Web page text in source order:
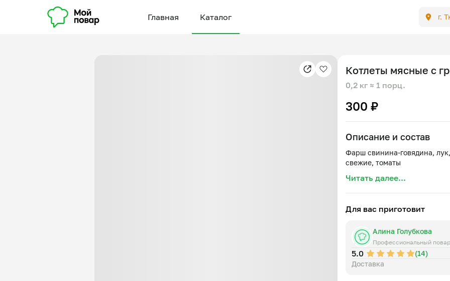
Главная Каталог г.
Котлеты мясные с
0,2 кг ≈ 1 порц.
300 ₽
Описание и состав
Фарш свинина-говядина,
Читать далее...
Для вас приготовит
Алина Голубкова
Профессиональный повар
5.0
(14)
Доставка